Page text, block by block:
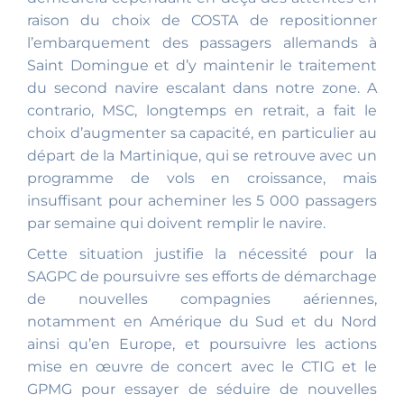
raison du choix de COSTA de repositionner
l’embarquement des passagers allemands à
Saint Domingue et d’y maintenir le traitement
du second navire escalant dans notre zone. A
contrario, MSC, longtemps en retrait, a fait le
choix d’augmenter sa capacité, en particulier au
départ de la Martinique, qui se retrouve avec un
programme de vols en croissance, mais
insuffisant pour acheminer les 5 000 passagers
par semaine qui doivent remplir le navire.
Cette situation justifie la nécessité pour la
SAGPC de poursuivre ses efforts de démarchage
de nouvelles compagnies aériennes,
notamment en Amérique du Sud et du Nord
ainsi qu’en Europe, et poursuivre les actions
mise en œuvre de concert avec le CTIG et le
GPMG pour essayer de séduire de nouvelles